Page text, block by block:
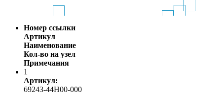
Номер ссылки
Артикул
Наименование
Кол-во на узел
Примечания
1
Артикул:
69243-44H00-000